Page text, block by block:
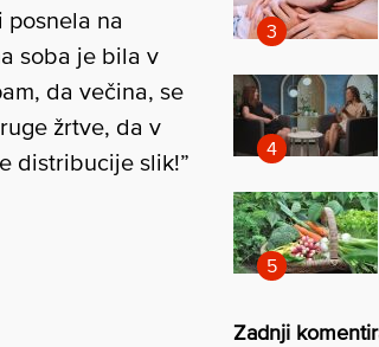
na
soba je bila v
da večina, se
žrtve, da v
distribucije slik!”
Zadnji